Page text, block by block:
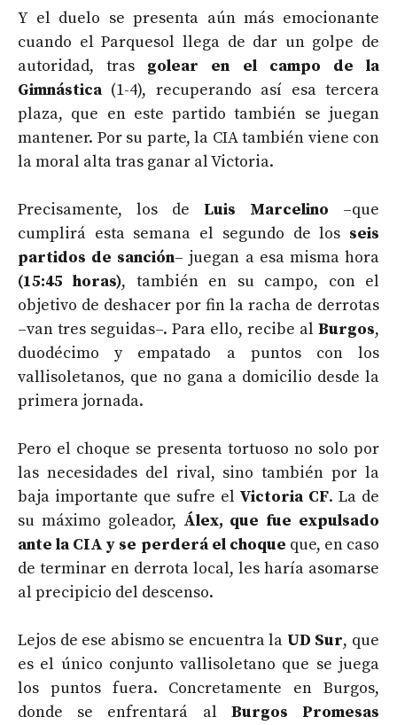
Y el duelo se presenta aún más emocionante
cuando el Parquesol llega de dar un golpe de
autoridad, tras golear en el campo de la
Gimnástica (1-4), recuperando así esa tercera
plaza, que en este partido también se juegan
mantener. Por su parte, la CIA también viene con
la moral alta tras ganar al Victoria.
Precisamente, los de Luis Marcelino –que
cumplirá esta semana el segundo de los seis
partidos de sanción– juegan a esa misma hora
(15:45 horas), también en su campo, con el
objetivo de deshacer por fin la racha de derrotas
–van tres seguidas–. Para ello, recibe al Burgos,
duodécimo y empatado a puntos con los
vallisoletanos, que no gana a domicilio desde la
primera jornada.
Pero el choque se presenta tortuoso no solo por
las necesidades del rival, sino también por la
baja importante que sufre el Victoria CF. La de
su máximo goleador, Álex, que fue expulsado
ante la CIA y se perderá el choque que, en caso
de terminar en derrota local, les haría asomarse
al precipicio del descenso.
Lejos de ese abismo se encuentra la UD Sur, que
es el único conjunto vallisoletano que se juega
los puntos fuera. Concretamente en Burgos,
donde se enfrentará al Burgos Promesas